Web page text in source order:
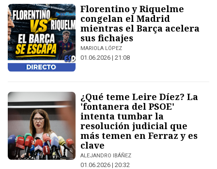
Florentino y Riquelme
congelan el Madrid
mientras el Barça acelera
sus fichajes
MARIOLA LÓPEZ
01.06.2026 | 21:08
¿Qué teme Leire Díez? La
'fontanera del PSOE'
intenta tumbar la
resolución judicial que
más temen en Ferraz y es
clave
ALEJANDRO IBÁÑEZ
01.06.2026 | 20:32